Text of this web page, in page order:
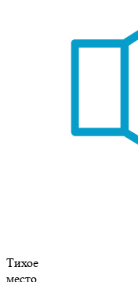
Тихое
место